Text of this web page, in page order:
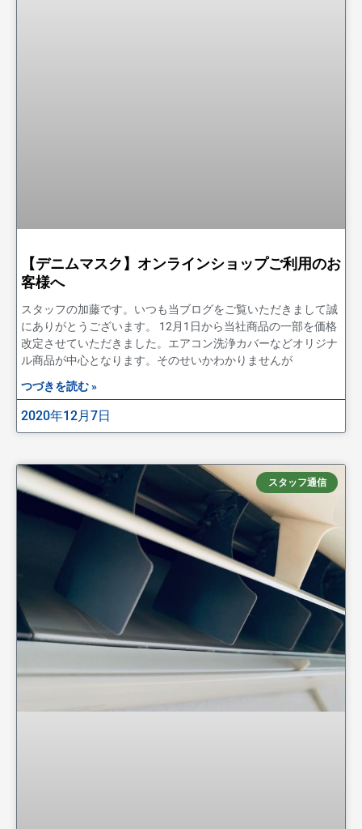
【デニムマスク】オンラインショップご利用のお
客様へ
スタッフの加藤です。いつも当ブログをご覧いただきまして誠
にありがとうございます。 12月1日から当社商品の一部を価格
改定させていただきました。エアコン洗浄カバーなどオリジナ
ル商品が中心となります。そのせいかわかりませんが
つづきを読む »
2020年12月7日
スタッフ通信